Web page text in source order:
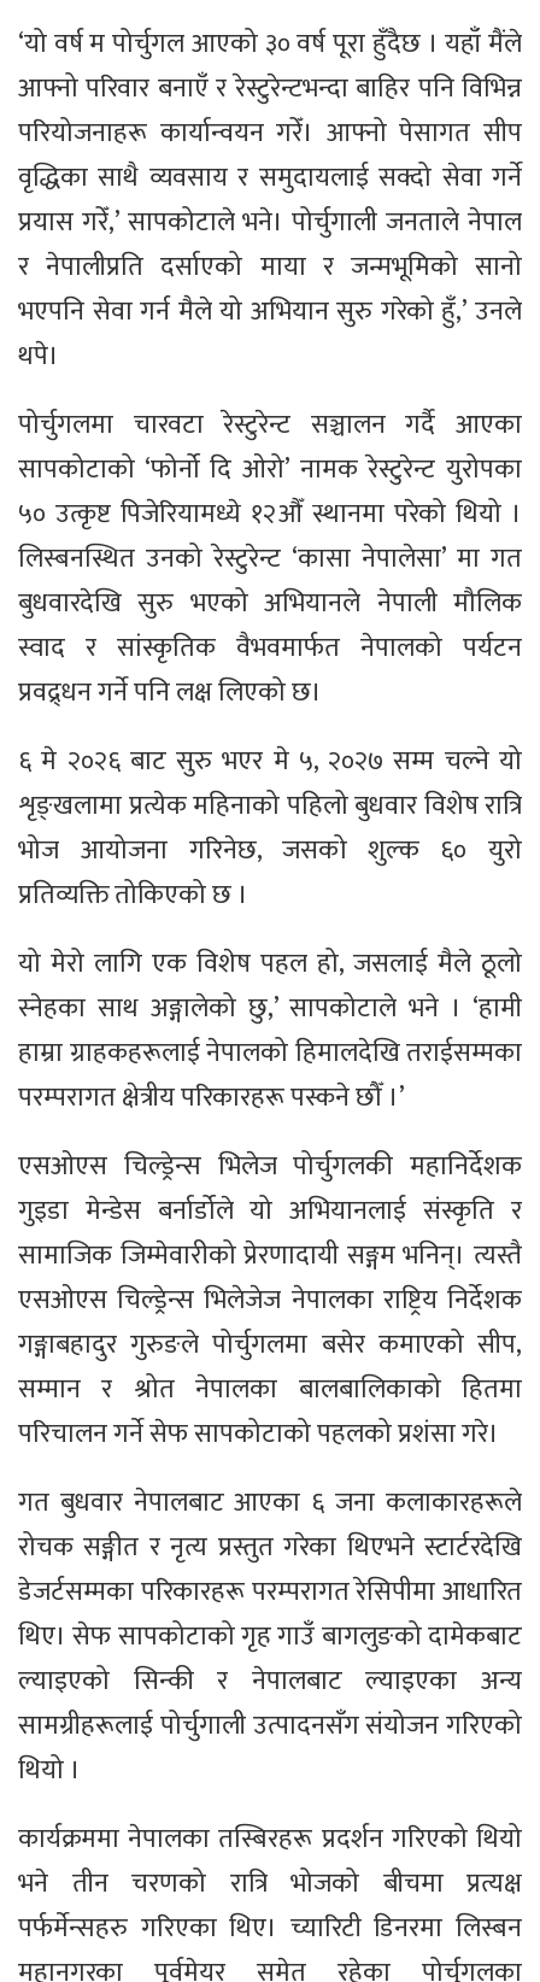
‘यो वर्ष म पोर्चुगल आएको ३० वर्ष पूरा हुँदैछ । यहाँ मैंले
आफ्नो परिवार बनाएँ र रेस्टुरेन्टभन्दा बाहिर पनि विभिन्न
परियोजनाहरू कार्यान्वयन गरेँ। आफ्नो पेसागत सीप
वृद्धिका साथै व्यवसाय र समुदायलाई सक्दो सेवा गर्ने
प्रयास गरेँ,’ सापकोटाले भने। पोर्चुगाली जनताले नेपाल
र नेपालीप्रति दर्साएको माया र जन्मभूमिको सानो
भएपनि सेवा गर्न मैले यो अभियान सुरु गरेको हुँ,’ उनले
थपे।
पोर्चुगलमा चारवटा रेस्टुरेन्ट सञ्चालन गर्दै आएका
सापकोटाको ‘फोर्नो दि ओरो’ नामक रेस्टुरेन्ट युरोपका
५० उत्कृष्ट पिजेरियामध्ये १२औँ स्थानमा परेको थियो ।
लिस्बनस्थित उनको रेस्टुरेन्ट ‘कासा नेपालेसा’ मा गत
बुधवारदेखि सुरु भएको अभियानले नेपाली मौलिक
स्वाद र सांस्कृतिक वैभवमार्फत नेपालको पर्यटन
प्रवद्र्धन गर्ने पनि लक्ष लिएको छ।
६ मे २०२६ बाट सुरु भएर मे ५, २०२७ सम्म चल्ने यो
शृङ्खलामा प्रत्येक महिनाको पहिलो बुधवार विशेष रात्रि
भोज आयोजना गरिनेछ, जसको शुल्क ६० युरो
प्रतिव्यक्ति तोकिएको छ ।
यो मेरो लागि एक विशेष पहल हो, जसलाई मैले ठूलो
स्नेहका साथ अङ्गालेको छु,’ सापकोटाले भने । ‘हामी
हाम्रा ग्राहकहरूलाई नेपालको हिमालदेखि तराईसम्मका
परम्परागत क्षेत्रीय परिकारहरू पस्कने छौँ ।’
एसओएस चिल्ड्रेन्स भिलेज पोर्चुगलकी महानिर्देशक
गुइडा मेन्डेस बर्नार्डोले यो अभियानलाई संस्कृति र
सामाजिक जिम्मेवारीको प्रेरणादायी सङ्गम भनिन्। त्यस्तै
एसओएस चिल्ड्रेन्स भिलेजेज नेपालका राष्ट्रिय निर्देशक
गङ्गाबहादुर गुरुङले पोर्चुगलमा बसेर कमाएको सीप,
सम्मान र श्रोत नेपालका बालबालिकाको हितमा
परिचालन गर्ने सेफ सापकोटाको पहलको प्रशंसा गरे।
गत बुधवार नेपालबाट आएका ६ जना कलाकारहरूले
रोचक सङ्गीत र नृत्य प्रस्तुत गरेका थिएभने स्टार्टरदेखि
डेजर्टसम्मका परिकारहरू परम्परागत रेसिपीमा आधारित
थिए। सेफ सापकोटाको गृह गाउँ बागलुङको दामेकबाट
ल्याइएको सिन्की र नेपालबाट ल्याइएका अन्य
सामग्रीहरूलाई पोर्चुगाली उत्पादनसँग संयोजन गरिएको
थियो ।
कार्यक्रममा नेपालका तस्बिरहरू प्रदर्शन गरिएको थियो
भने तीन चरणको रात्रि भोजको बीचमा प्रत्यक्ष
पर्फर्मेन्सहरु गरिएका थिए। च्यारिटी डिनरमा लिस्बन